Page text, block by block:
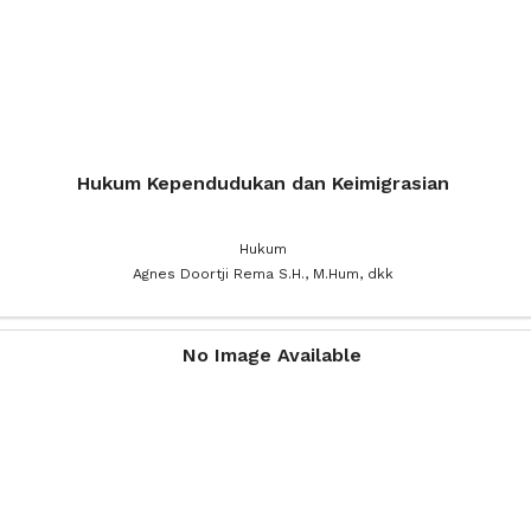
Hukum Kependudukan dan Keimigrasian
Hukum
Agnes Doortji Rema S.H., M.Hum, dkk